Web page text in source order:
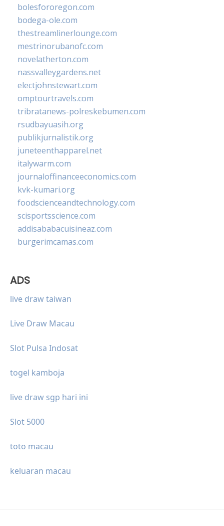
bolesfororegon.com
bodega-ole.com
thestreamlinerlounge.com
mestrinorubanofc.com
novelatherton.com
nassvalleygardens.net
electjohnstewart.com
omptourtravels.com
tribratanews-polreskebumen.com
rsudbayuasih.org
publikjurnalistik.org
juneteenthapparel.net
italywarm.com
journaloffinanceeconomics.com
kvk-kumari.org
foodscienceandtechnology.com
scisportsscience.com
addisababacuisineaz.com
burgerimcamas.com
ADS
live draw taiwan
Live Draw Macau
Slot Pulsa Indosat
togel kamboja
live draw sgp hari ini
Slot 5000
toto macau
keluaran macau